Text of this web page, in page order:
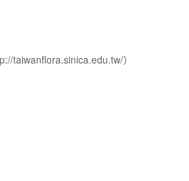
taiwanflora.sinica.edu.tw/）